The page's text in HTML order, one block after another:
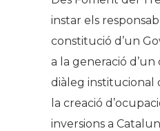
instar els
constitució d’un
a la generació d’un
diàleg institucional
la creació
inversions a